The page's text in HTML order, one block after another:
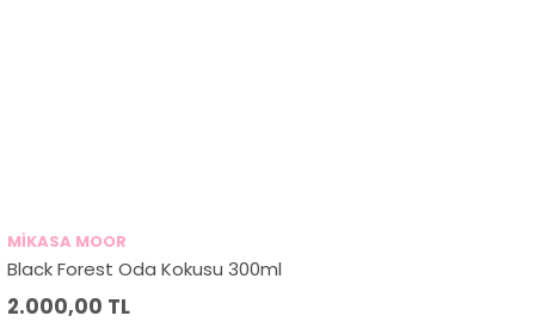
MİKASA MOOR
Black Forest Oda Kokusu 300ml
2.000,00 TL